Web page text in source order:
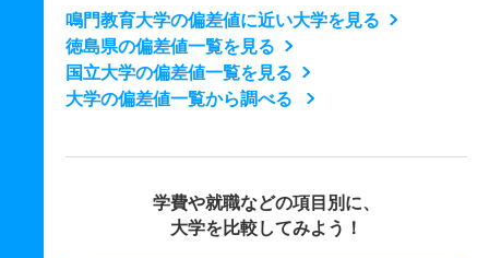
鳴門教育大学の偏差値に近い大学を見る
徳島県の偏差値一覧を見る
国立大学の偏差値一覧を見る
大学の偏差値一覧から調べる
学費や就職などの項目別に、
大学を比較してみよう！